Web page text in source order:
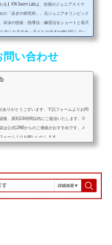
る】KN Swim Labは、全国のジュニアスイマ
の「泳ぎの研究所」。元ジュニアオリンピック
水泳の技術・指導法・練習法をショートと長尺
な方におすすめ・子どもの泳ぎが伸び悩んでい
・コーチの指導に悩んでいる・水泳に関わるす
ーム改善（平泳ぎ・クロールなど）・レッス
リストのワンポイントアドバイス
い合わせ
ありがとうございます。下記フォームよりお問
後、原則24時間以内にご返信いたします。※
は公式LINEからのご連絡がおすすめです。メ
ームよりお願いいたします。